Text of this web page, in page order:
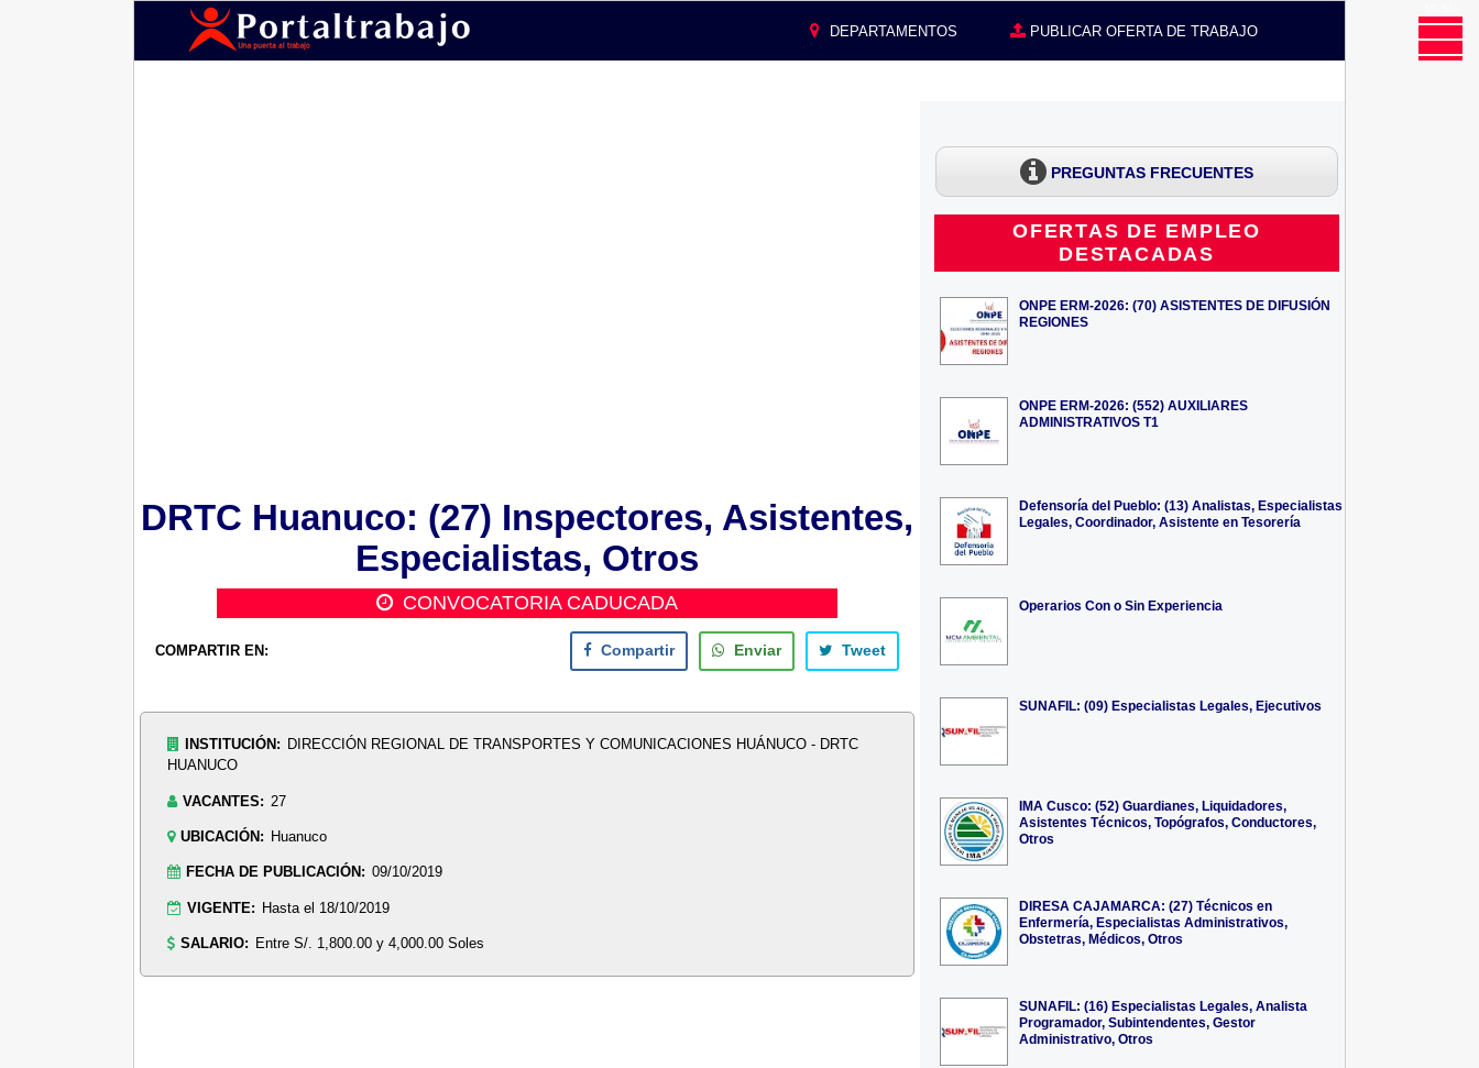
DEPARTAMENTOS PUBLICAR OFERTA DE TRABAJO
DRTC Huanuco: (27) Inspectores, Asistentes,
Especialistas, Otros
CONVOCATORIA CADUCADA
COMPARTIR EN: Compartir Enviar Tweet
INSTITUCIÓN: DIRECCIÓN REGIONAL DE TRANSPORTES Y COMUNICACIONES HUÁNUCO - DRTC
HUANUCO
VACANTES: 27
UBICACIÓN: Huanuco
FECHA DE PUBLICACIÓN: 09/10/2019
VIGENTE: Hasta el 18/10/2019
SALARIO: Entre S/. 1,800.00 y 4,000.00 Soles
PREGUNTAS FRECUENTES
OFERTAS DE EMPLEO
DESTACADAS
ONPE ERM-2026: (70) ASISTENTES DE DIFUSIÓN
REGIONES
ONPE ERM-2026: (552) AUXILIARES
ADMINISTRATIVOS T1
Defensoría del Pueblo: (13) Analistas, Especialistas
Legales, Coordinador, Asistente en Tesorería
Operarios Con o Sin Experiencia
SUNAFIL: (09) Especialistas Legales, Ejecutivos
IMA Cusco: (52) Guardianes, Liquidadores,
Asistentes Técnicos, Topógrafos, Conductores,
Otros
DIRESA CAJAMARCA: (27) Técnicos en
Enfermería, Especialistas Administrativos,
Obstetras, Médicos, Otros
SUNAFIL: (16) Especialistas Legales, Analista
Programador, Subintendentes, Gestor
Administrativo, Otros